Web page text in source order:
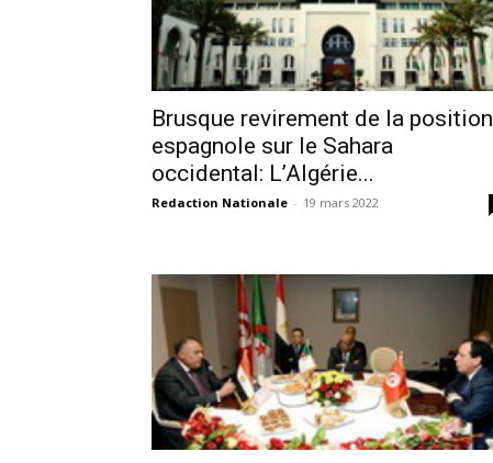
Brusque revirement de la position
espagnole sur le Sahara
occidental: L’Algérie...
Redaction Nationale - 19 mars 2022